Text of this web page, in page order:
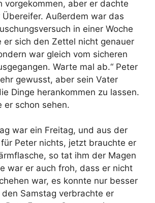
vorgekommen, aber er dachte
Außerdem war das
in einer Woche
er sich den Zettel nicht genauer
war gleich vom sicheren
Warte mal ab.“ Peter
gewusst, aber sein Vater
Dinge herankommen zu lassen.
er schon sehen.
war ein Freitag, und aus der
Peter nichts, jetzt brauchte er
so tat ihm der Magen
war er auch froh, dass er nicht
war, es konnte nur besser
Samstag verbrachte er